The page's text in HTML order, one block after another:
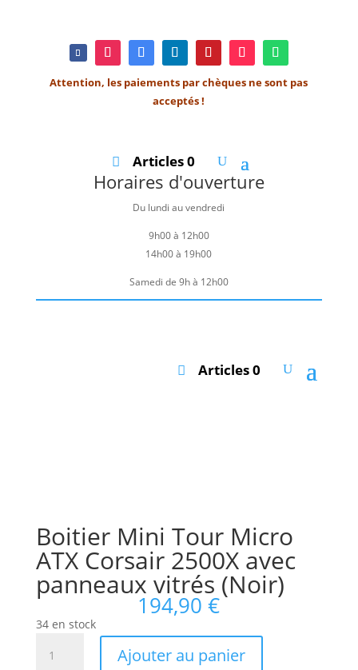
Attention, les paiements par chèques ne sont pas
acceptés !
Articles 0
Horaires d'ouverture
Du lundi au vendredi
9h00 à 12h00
14h00 à 19h00
Samedi de 9h à 12h00
Articles 0
Boitier Mini Tour Micro
ATX Corsair 2500X avec
panneaux vitrés (Noir)
194,90€
34 en stock
Ajouter au panier